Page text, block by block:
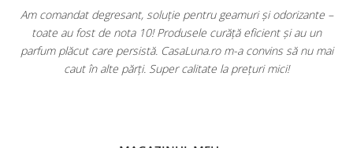
Am comandat degresant, soluție pentru geamuri și odorizante –
toate au fost de nota 10! Produsele curăță eficient și au un
parfum plăcut care persistă. CasaLuna.ro m-a convins să nu mai
caut în alte părți. Super calitate la prețuri mici!